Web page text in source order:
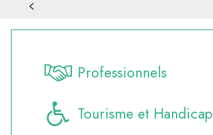
Professionnels
Tourisme et Handicap